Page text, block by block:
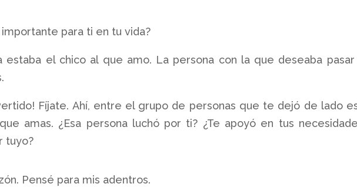
importante para ti en tu vida?
estaba el chico al que amo. La persona con la que deseaba
Fíjate. Ahí, entre el grupo de personas que te dejó de lado
amas. ¿Esa persona luchó por ti? ¿Te apoyó en tus
tuyo?
Pensé para mis adentros.